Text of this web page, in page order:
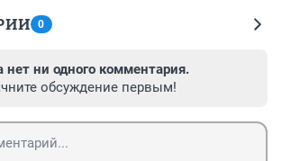
0
нет ни одного комментария.
обсуждение первым!